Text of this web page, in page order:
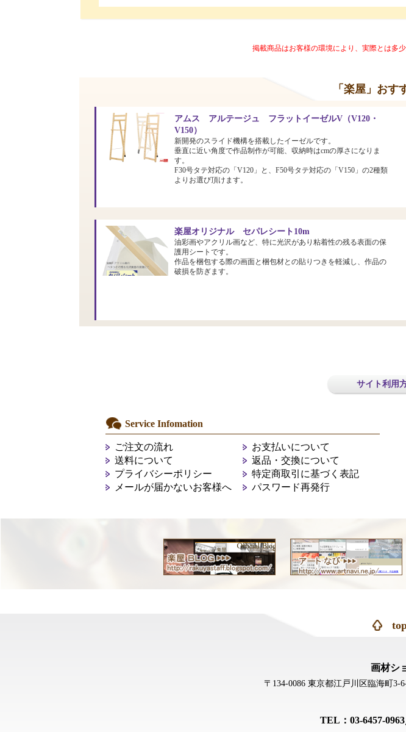
掲載商品はお客様の環境により、実際とは多
「楽屋」おす
アムス アルテージュ フラットイーゼルV（V120・
V150）
新開発のスライド機構を搭載したイーゼルです。
垂直に近い角度で作品制作が可能、収納時はcmの厚さになりま
す。
F30号タテ対応の「V120」と、F50号タテ対応の「V150」の2種類
よりお選び頂けます。
楽屋オリジナル セパレシート10m
油彩画やアクリル画など、特に光沢があり粘着性の残る表面の保
護用シートです。
作品を梱包する際の画面と梱包材との貼りつきを軽減し、作品の
破損を防ぎます。
サイト利用
Service Infomation
ご注文の流れ
お支払いについて
送料について
返品・交換について
プライバシーポリシー
特定商取引に基づく表記
メールが届かないお客様へ
パスワード再発行
画材シ
〒134-0086 東京都江戸川区臨海町3-
TEL：03-6457-